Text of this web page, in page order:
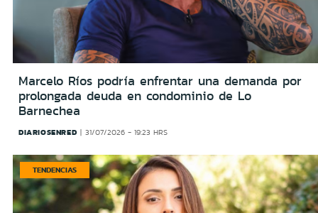
Marcelo Ríos podría enfrentar una demanda por
prolongada deuda en condominio de Lo
Barnechea
DIARIOSENRED 31/07/2026 - 19:23 HRS
TENDENCIAS